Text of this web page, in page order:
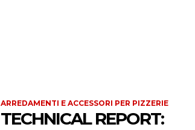
ARREDAMENTI E ACCESSORI PER PIZZERIE
TECHNICAL REPORT: